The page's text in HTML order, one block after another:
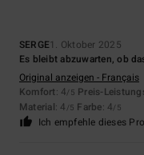
SERGE1. Oktober 2025
Es bleibt abzuwarten, ob
Original anzeigen - Français
Komfort: 4/5 Preis-
Material: 4 /5 Farbe: 4/5
Ich empfehle dieses